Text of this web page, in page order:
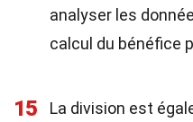
analyser les
calcul du bénéfice
15
La division est